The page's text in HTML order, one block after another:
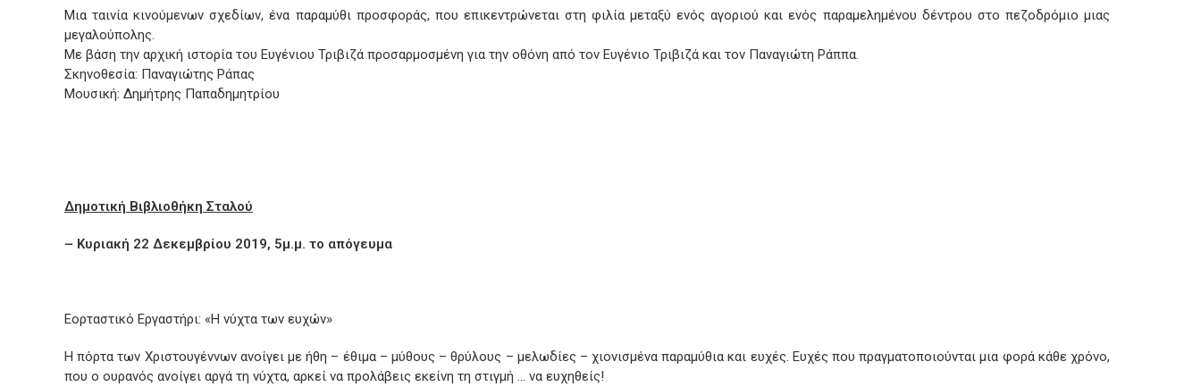
Μια ταινία κινούμενων σχεδίων, ένα παραμύθι προσφοράς, που επικεντρώνεται στη φιλία μεταξύ ενός αγοριού και ενός παραμελημένου δέντρου στο πεζοδρόμιο μιας
μεγαλούπολης.
Με βάση την αρχική ιστορία του Ευγένιου Τριβιζά προσαρμοσμένη για την οθόνη από τον Ευγένιο Τριβιζά και τον Παναγιώτη Ράππα.
Σκηνοθεσία: Παναγιώτης Ράπας
Μουσική: Δημήτρης Παπαδημητρίου
Δημοτική Βιβλιοθήκη Σταλού
– Κυριακή 22 Δεκεμβρίου 2019, 5μ.μ. το απόγευμα
Εορταστικό Εργαστήρι: «Η νύχτα των ευχών»
Η πόρτα των Χριστουγέννων ανοίγει με ήθη – έθιμα – μύθους – θρύλους – μελωδίες – χιονισμένα παραμύθια και ευχές. Ευχές που πραγματοποιούνται μια φορά κάθε χρόνο,
που ο ουρανός ανοίγει αργά τη νύχτα, αρκεί να προλάβεις εκείνη τη στιγμή … να ευχηθείς!